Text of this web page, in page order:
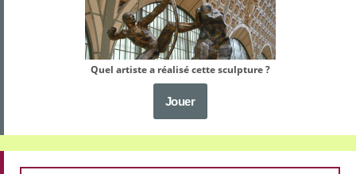
Quel artiste a réalisé cette sculpture ?
Jouer